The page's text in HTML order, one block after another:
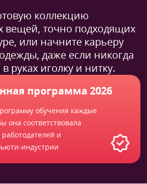
коллекцию
вещей, точно подходящих
или начните карьеру
даже если никогда
руках иголку и нитку.
программа 2026
обучения каждые
она соответствовала
и
индустрии